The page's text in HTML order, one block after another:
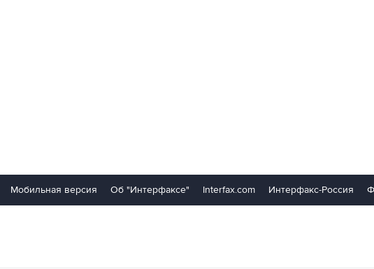
Мобильная версия Об "Интерфаксе" Interfax.com Интерфакс-Россия